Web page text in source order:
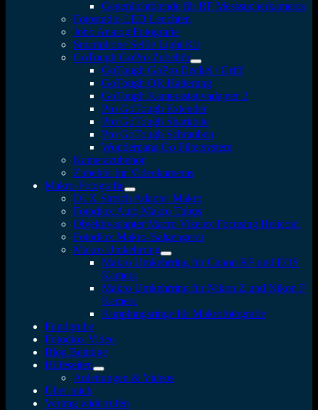
Gegenlichtblende für RF Messsucherkameras
Fotostudio LED Leuchten
Jobo Analog Fotografie
Smartphone Selfie Light Kit
GoTough GoPro Zubehör
GoTough GoPro Deckel / Griff
GoTough QR Halterung
GoTough Kamerastativadapter 2
Pro GoTough Extender
Pro GoTough Sharkbite
Pro GoTough Schrauben
Wonderpana Go Filtersystem
Kamerazubehör
Zubehör für Videokameras
Makro-Fotografie
DLX Stretch Adapter Makro
Fotodiox Auto Makro Tubus
Objektivadapter Macro Vizelex Focusing Helicoid
Fotodiox Makro-Balgengerät
Makro Umkehrring
Makro Umkehrring für Canon RF und EOS
Kamera
Makro Umkehrring für Nikon Z und Nikon F
Kamera
Kupplungsringe für Makrofotografie
Fundgrube
Fotodiox Video
Blog Beiträge
Hilfeseiten
Anleitungen & Videos
Über mich
Vertrag widerrufen